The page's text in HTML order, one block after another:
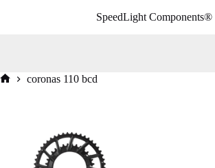
SpeedLight Components®
coronas 110 bcd